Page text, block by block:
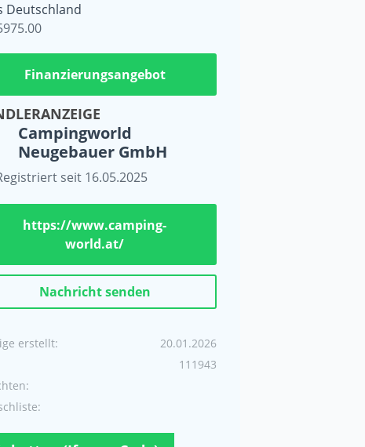
Deutschland
Finanzierungsangebot
Campingworld
Neugebauer GmbH
seit 16.05.2025
https://www.camping-
world.at/
Nachricht senden
erstellt:
20.01.2026
111943